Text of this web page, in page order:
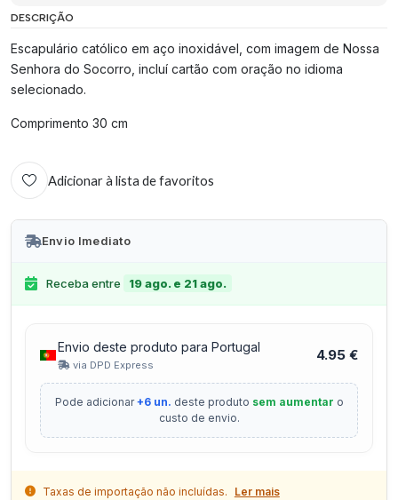
DESCRIÇÃO
Escapulário católico em aço inoxidável, com imagem de Nossa
Senhora do Socorro, incluí cartão com oração no idioma
selecionado.
Comprimento 30 cm
Adicionar à lista de favoritos
Envio Imediato
Receba entre 19 ago. e 21 ago.
Envio deste produto para Portugal
via DPD Express
4.95 €
Pode adicionar+6 un. deste produto sem aumentar o
custo de envio.
Taxas de importação não incluídas. Ler mais